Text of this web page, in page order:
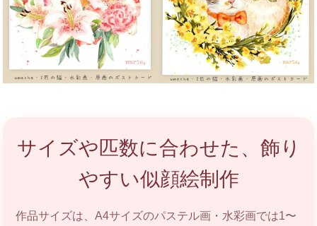
サイズや匹数に合わせた、飾り
やすい似顔絵制作
作品サイズは、A4サイズのパステル画・水彩画では1〜